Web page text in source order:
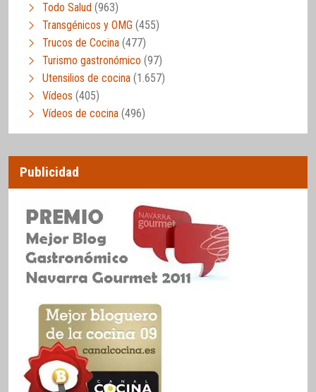
Todo Salud (963)
Transgénicos y OMG (455)
Trucos de Cocina (477)
Turismo gastronómico (97)
Utensilios de cocina (1.657)
Vídeos (405)
Vídeos de cocina (496)
Publicidad